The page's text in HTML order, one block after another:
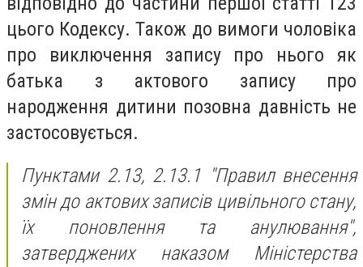
цього Кодексу. Також до вимоги чоловіка
про виключення запису про нього як
батька з актового запису про
народження дитини позовна давність не
застосовується.
Пунктами 2.13, 2.13.1 "Правил внесення
змін до актових записів цивільного стану,
їх поновлення та анулювання",
затверджених наказом Міністерства